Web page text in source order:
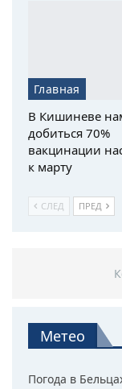
Главная
В Кишиневе
добиться 70%
вакцинации
к марту
СЛЕД ПРЕД
Метео
Погода в